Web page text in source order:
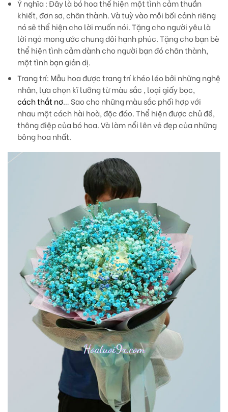
Ý nghĩa: Đây là bó hoa thể hiện một tình cảm thuần
khiết, đơn sơ, chân thành. Và tuỳ vào mỗi bối cảnh riêng
nó sẽ thể hiện cho lời muốn nói. Tặng cho người yêu là
lời ngỏ mong ước chung đôi hạnh phúc. Tặng cho bạn bè
thể hiện tình cảm dành cho người bạn đó chân thành,
một tình bạn giản dị.
Trang trí: Mẫu hoa được trang trí khéo léo bởi những nghệ
nhân, lựa chọn kĩ lưỡng từ màu sắc , loại giấy bọc,
cách thắt nơ… Sao cho những màu sắc phối hợp với
nhau một cách hài hoà, độc đáo. Thể hiện được chủ đề,
thông điệp của bó hoa. Và làm nổi lên vẻ đẹp của những
bông hoa nhất.